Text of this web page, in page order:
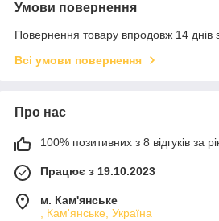
Умови повернення
Повернення товару впродовж 14 днів
Всі умови повернення
Про нас
100% позитивних з 8 відгуків за
Працює з 19.10.2023
м. Кам'янське
, Кам'янське, Україна